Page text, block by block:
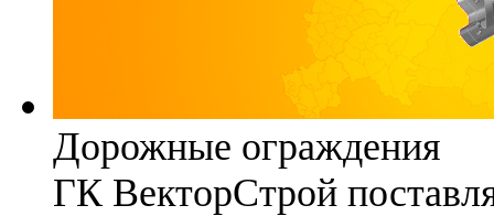
Дорожные ограждения
ГК ВекторСтрой